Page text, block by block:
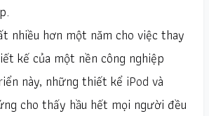
nhiều hơn một năm cho việc thay
kế của một nền công nghiệp
này, những thiết kể iPod và
cho thấy hầu hết mọi người đều